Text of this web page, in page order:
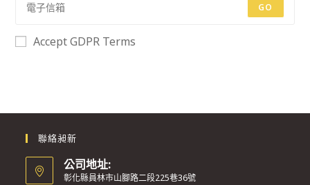
GO
Accept GDPR Terms
聯絡昶新
公司地址:
彰化縣員林市山腳路二段225巷36號